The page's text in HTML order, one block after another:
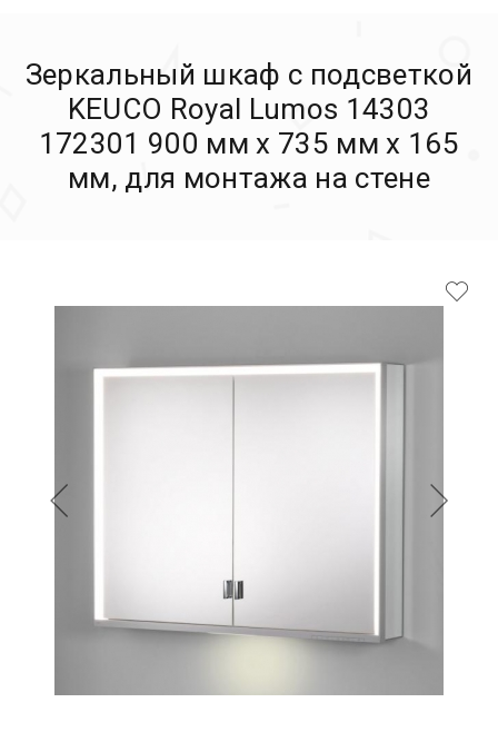
Зеркальный шкаф с подсветкой
KEUCO Royal Lumos 14303
172301 900 мм x 735 мм х 165
мм, для монтажа на стене